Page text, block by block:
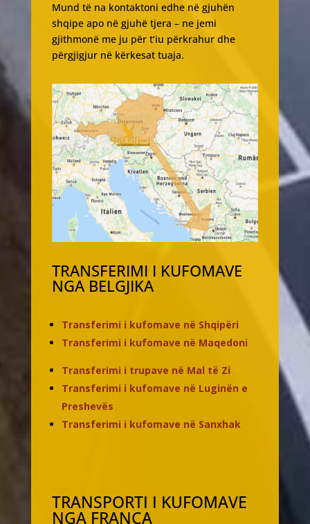
Mund të na kontaktoni edhe në gjuhën
shqipe apo në gjuhë tjera – ne jemi
gjithmonë me ju për t’iu përkrahur dhe
përgjigjur në kërkesat tuaja.
TRANSFERIMI I KUFOMAVE
NGA BELGJIKA
Transferimi i kufomave në Shqipëri
Transferimi i kufomave në Maqedoni
Transferimi i trupave në Mal të Zi
Transferimi i kufomave në Luginën e
Preshevës
Transferimi i kufomave në Sanxhak
TRANSPORTI I KUFOMAVE
NGA FRANCA